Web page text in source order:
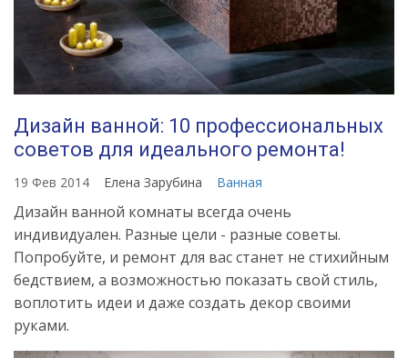
dizayna
Дизайн ванной: 10 профессиональных
советов для идеального ремонта!
19 Фев 2014 Елена Зарубина Ванная
Дизайн ванной комнаты всегда очень
индивидуален. Разные цели - разные советы.
Попробуйте, и ремонт для вас станет не стихийным
бедствием, а возможностью показать свой стиль,
воплотить идеи и даже создать декор своими
руками.